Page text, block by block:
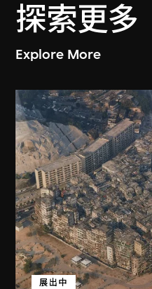
探索更多
Explore More
展出中